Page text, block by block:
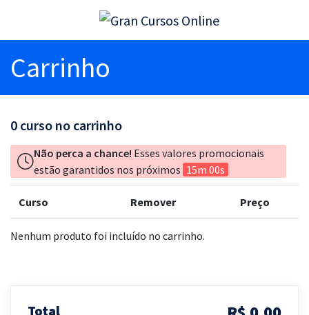
Carrinho
0 curso no carrinho
Não perca a chance! Esses valores promocionais
estão garantidos nos próximos 15m 00s
Curso Remover Preço
Nenhum produto foi incluído no carrinho.
Total